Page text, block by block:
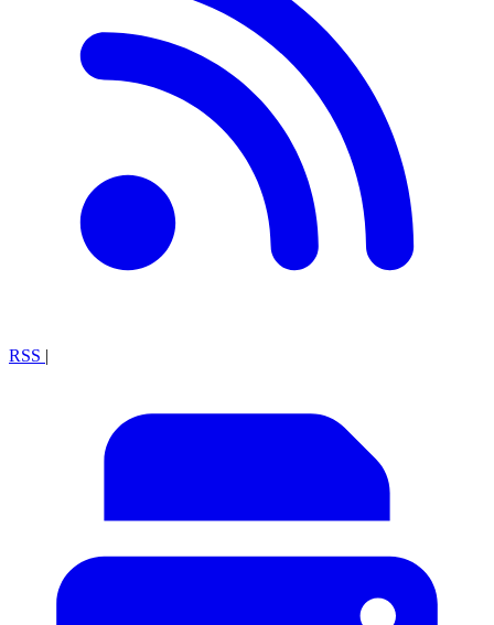
RSS |